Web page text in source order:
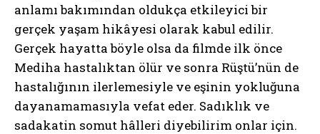
anlamı bakımından oldukça etkileyici bir
gerçek yaşam hikâyesi olarak kabul edilir.
Gerçek hayatta böyle olsa da filmde ilk önce
Mediha hastalıktan ölür ve sonra Rüştü’nün de
hastalığının ilerlemesiyle ve eşinin yokluğuna
dayanamamasıyla vefat eder. Sadıklık ve
sadakatin somut hâlleri diyebilirim onlar için.